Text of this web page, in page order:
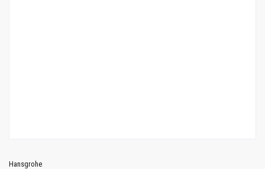
Hansgrohe